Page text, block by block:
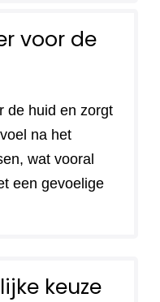
voor de
de huid en zorgt
na het
wat vooral
een gevoelige
keuze